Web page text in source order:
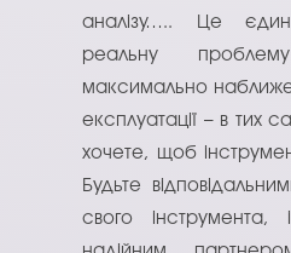
аналізу….. Це
реальну
максимально
експлуатації – в тих
хочете, щоб
Будьте
свого